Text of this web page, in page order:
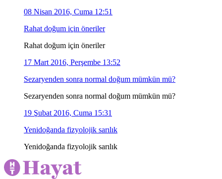
08 Nisan 2016, Cuma 12:51
Rahat doğum için öneriler
Rahat doğum için öneriler
17 Mart 2016, Perşembe 13:52
Sezaryenden sonra normal doğum mümkün mü?
Sezaryenden sonra normal doğum mümkün mü?
19 Şubat 2016, Cuma 15:31
Yenidoğanda fizyolojik sarılık
Yenidoğanda fizyolojik sarılık